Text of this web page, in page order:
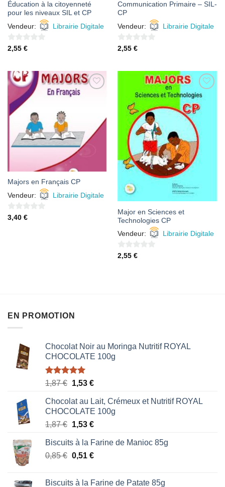
Éducation à la citoyenneté
pour les niveaux SIL et CP
Vendeur:
Librairie Digitale
0
2,55 €
Communication Primaire – SIL-
CP
Vendeur:
Librairie Digitale
0
2,55 €
AJOUTER
Majors en Français CP
Vendeur:
Librairie Digitale
0
3,40 €
AJOUTER
À MES
FAVORIS
Major en Sciences et
Technologies CP
Vendeur:
Librairie Digitale
0
2,55 €
EN PROMOTION
Chocolat Noir au Moringa Nutritif ROYAL
CHOCOLATE 100g
Note5.00
1,87€ Le
initial
était :
1,87 €.
1,53 €Le
actuel
est :
1,53 €.
Chocolat au Lait, Crémeux et Nutritif ROYAL
CHOCOLATE 100g
1,87€ Le
initial
était :
1,53 €Le
actuel
est :
Biscuits à la Farine de Manioc 85g
0,85€ Le
0,51 €Le
Biscuits à la Farine de Patate 85g